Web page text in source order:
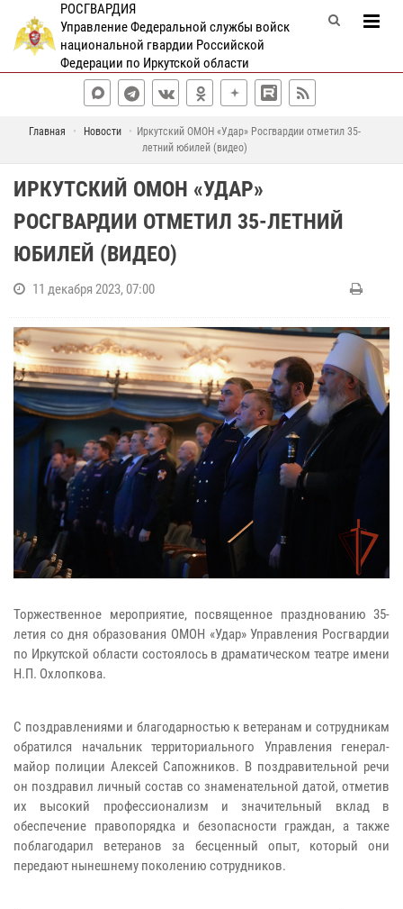
РОСГВАРДИЯ
Управление Федеральной службы войск
национальной гвардии Российской
Федерации по Иркутской области
Главная Новости
Иркутский ОМОН «Удар» Росгвардии отметил 35-
летний юбилей (видео)
ИРКУТСКИЙ ОМОН «УДАР»
РОСГВАРДИИ ОТМЕТИЛ 35-ЛЕТНИЙ
ЮБИЛЕЙ (ВИДЕО)
11 декабря 2023, 07:00
Торжественное мероприятие, посвященное празднованию 35-
летия со дня образования ОМОН «Удар» Управления Росгвардии
по Иркутской области состоялось в драматическом театре имени
Н.П. Охлопкова.
С поздравлениями и благодарностью к ветеранам и сотрудникам
обратился начальник территориального Управления генерал-
майор полиции Алексей Сапожников. В поздравительной речи
он поздравил личный состав со знаменательной датой, отметив
их высокий профессионализм и значительный вклад в
обеспечение правопорядка и безопасности граждан, а также
поблагодарил ветеранов за бесценный опыт, который они
передают нынешнему поколению сотрудников.